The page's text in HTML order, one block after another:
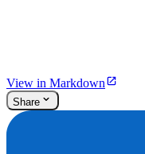
View in Markdown
Share